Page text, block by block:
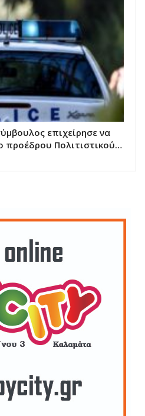
επιχείρησε να
προέδρου Πολιτιστικού…